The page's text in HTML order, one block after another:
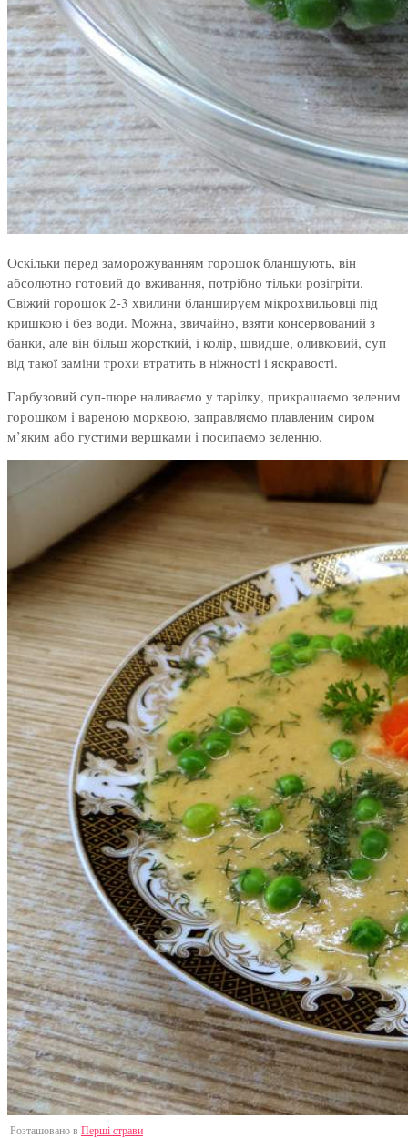
Оскільки перед заморожуванням горошок бланшують, він
абсолютно готовий до вживання, потрібно тільки розігріти.
Свіжий горошок 2-3 хвилини бланшируем мікрохвильовці під
кришкою і без води. Можна, звичайно, взяти консервований з
банки, але він більш жорсткий, і колір, швидше, оливковий, суп
від такої заміни трохи втратить в ніжності і яскравості.
Гарбузовий суп-пюре наливаємо у тарілку, прикрашаємо зеленим
горошком і вареною морквою, заправляємо плавленим сиром
м’яким або густими вершками і посипаємо зеленню.
Розташовано в Перші страви